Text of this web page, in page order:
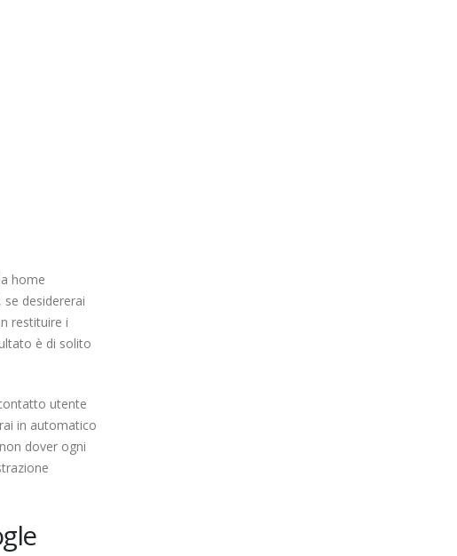
home
se desidererai
restituire i
è di solito
utente
in automatico
dover ogni